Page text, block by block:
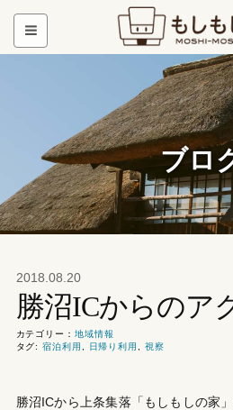
ブロ
2018.08.20
勝沼ICからのア
カテゴリー： 地域情報
タグ:宿泊利用 日帰り利用 視察
勝沼ICから上条集落「もしもしの家